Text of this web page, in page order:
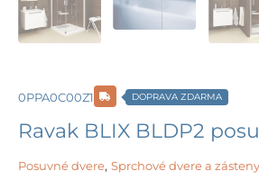
0PPA0C00Z1 DOPRAVA ZDARMA
Ravak BLIX BLDP2
Posuvné dvere, Sprchové dvere a zásteny